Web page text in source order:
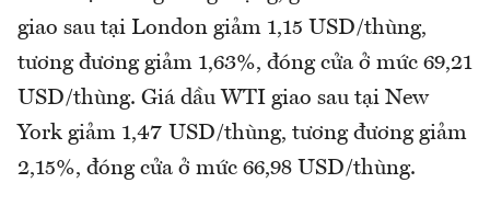
giao sau tại London giảm 1,15 USD/thùng,
tương đương giảm 1,63%, đóng cửa ở mức 69,21
USD/thùng. Giá dầu WTI giao sau tại New
York giảm 1,47 USD/thùng, tương đương giảm
2,15%, đóng cửa ở mức 66,98 USD/thùng.